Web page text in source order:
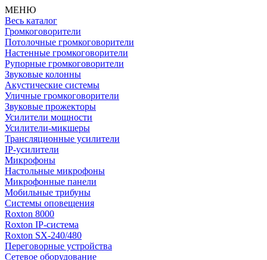
МЕНЮ
Весь каталог
Громкоговорители
Потолочные громкоговорители
Настенные громкоговорители
Рупорные громкоговорители
Звуковые колонны
Акустические системы
Уличные громкоговорители
Звуковые прожекторы
Усилители мощности
Усилители-микшеры
Трансляционные усилители
IP-усилители
Микрофоны
Настольные микрофоны
Микрофонные панели
Мобильные трибуны
Системы оповещения
Roxton 8000
Roxton IP-система
Roxton SX-240/480
Переговорные устройства
Сетевое оборудование